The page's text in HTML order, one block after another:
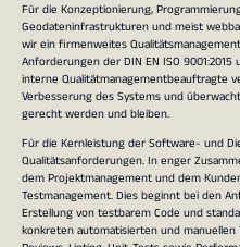
Für die Konzeptionierung,
Geodateninfrastrukturen und meist
wir ein firmenweites
Anforderungen der DIN EN ISO
interne Qualitätmanagementbeauftragte
Verbesserung des Systems und
gerecht werden und bleiben.
Für die Kernleistung der Software- und
Qualitätsanforderungen. In enger
dem Projektmanagement und dem
Testmanagement. Dies beginnt bei den
Erstellung von testbarem Code und
konkreten automatisierten und manuellen